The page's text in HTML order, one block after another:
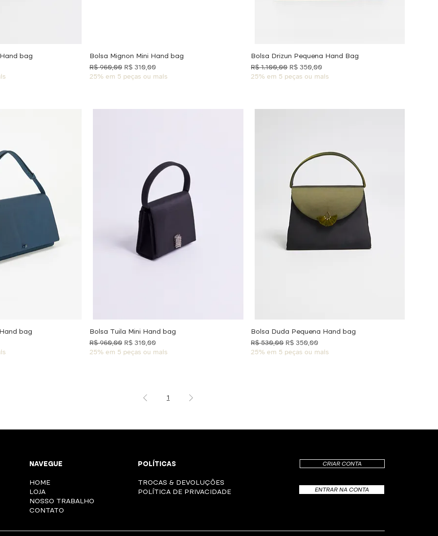
bag
Bolsa Mignon Mini Hand bag
Preço normal
R$ 960,00 Preço promocional
R$ 310,00
25% em 5 peças ou mais
Bolsa Drizun Pequena Hand Bag
Preço normal
R$ 1.100,00 Preço promocional
R$ 350,00
25% em 5 peças ou mais
bag
Bolsa Tuila Mini Hand bag
Preço normal
R$ 960,00 Preço promocional
R$ 310,00
25% em 5 peças ou mais
Bolsa Duda Pequena Hand bag
Preço normal
R$ 530,00 Preço promocional
R$ 350,00
25% em 5 peças ou mais
1
NAVEGUE
HOME
LOJA
NOSSO TRABALHO
CONTATO
POLÍTICAS
TROCAS & DEVOLUÇÕES
POLÍTICA DE PRIVACIDADE
CRIAR CONTA
ENTRAR NA CONTA